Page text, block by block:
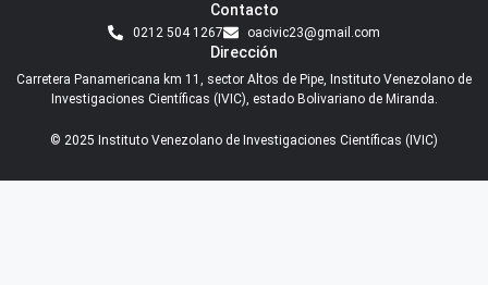
Contacto
0212 504 1267 oacivic23@gmail.com
Dirección
Carretera Panamericana km 11, sector Altos de Pipe, Instituto Venezolano de
Investigaciones Científicas (IVIC), estado Bolivariano de Miranda.
© 2025 Instituto Venezolano de Investigaciones Científicas (IVIC)